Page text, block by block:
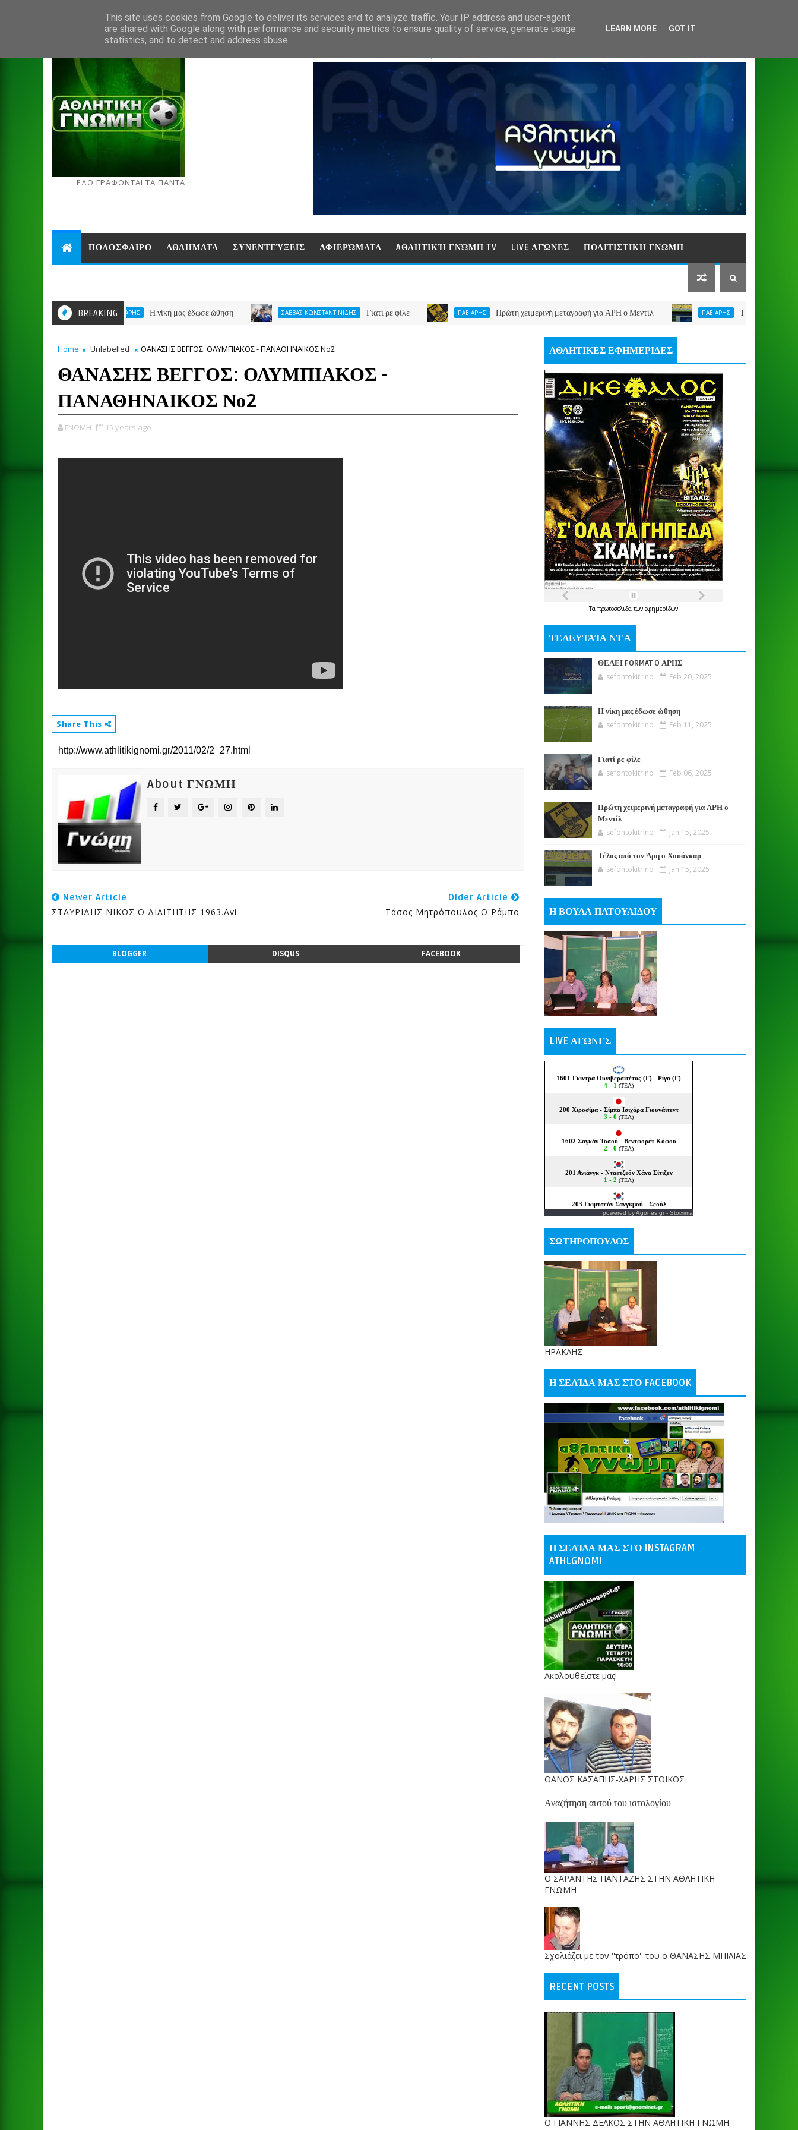
ΕΔΩ ΓΡΑΦΟΝΤΑΙ ΤΑ ΠΑΝΤΑ
ΠΟΔΟΣΦΑΙΡΟ ΑΘΛΗΜΑΤΑ ΣΥΝΕΝΤΕΎΞΕΙΣ ΑΦΙΕΡΏΜΑΤΑ AΘΛΗΤΙΚΉ ΓΝΏΜΗ TV LIVE ΑΓΏΝΕΣ ΠΟΛΙΤΙΣΤΙΚΗ ΓΝΩΜΗ
BREAKING
ΠΑΕ ΑΡΗΣ Η νίκη μας έδωσε ώθηση ΣΑΒΒΑΣ ΚΩΝΣΤΑΝΤΙΝΙΔΗΣ Γιατί ρε φίλε ΠΑΕ ΑΡΗΣ Πρώτη χειμερινή μεταγραφή για ΑΡΗ ο Μεντίλ ΠΑΕ ΑΡΗΣ Τέλος από τον Άρη ο
Home Unlabelled ΘΑΝΑΣΗΣ ΒΕΓΓΟΣ: ΟΛΥΜΠΙΑΚΟΣ - ΠΑΝΑΘΗΝΑΙΚΟΣ Νο2
ΘΑΝΑΣΗΣ ΒΕΓΓΟΣ: ΟΛΥΜΠΙΑΚΟΣ -
ΠΑΝΑΘΗΝΑΙΚΟΣ Νο2
ΓΝΩΜΗ 15 years ago
Share This
About ΓΝΩΜΗ
Newer Article
ΣΤΑΥΡΙΔΗΣ ΝΙΚΟΣ Ο ΔΙΑΙΤΗΤΗΣ 1963.avi
Older Article
Τάσος Μητρόπουλος Ο Ράμπο
BLOGGER DISQUS FACEBOOK
ΑΘΛΗΤΙΚΕΣ ΕΦΗΜΕΡΙΔΕΣ
Τα πρωτοσέλιδατων εφημερίδων
ΤΕΛΕΥΤΑΊΑ ΝΈΑ
ΘΕΛΕΙ FORMAT O ΑΡΗΣ
sefontokitrino Feb 20, 2025
Η νίκη μας έδωσε ώθηση
sefontokitrino Feb 11, 2025
Γιατί ρε φίλε
sefontokitrino Feb 06, 2025
Πρώτη χειμερινή μεταγραφή για ΑΡΗ ο
Μεντίλ
sefontokitrino Jan 15, 2025
Τέλος από τον Άρη ο Χουάνκαρ
sefontokitrino Jan 15, 2025
Η ΒΟΥΛΑ ΠΑΤΟΥΛΙΔΟΥ
LIVE ΑΓΩΝΕΣ
powered byAgones.gr - Stoixima
ΣΩΤΗΡΟΠΟΥΛΟΣ
ΗΡΑΚΛΗΣ
Η ΣΕΛΊΔΑ ΜΑΣ ΣΤΟ FACEBOOK
Η ΣΕΛΊΔΑ ΜΑΣ ΣΤΟ INSTAGRAM
ATHLGNOMI
Ακολουθείστε μας!
ΘΑΝΟΣ ΚΑΣΑΠΗΣ-ΧΑΡΗΣ ΣΤΟΙΚΟΣ
Αναζήτηση αυτού του ιστολογίου
O ΣΑΡΑΝΤΗΣ ΠΑΝΤΑΖΗΣ ΣΤΗΝ ΑΘΛΗΤΙΚΗ
ΓΝΩΜΗ
Σχολιάζει με τον ''τρόπο'' του ο ΘΑΝΑΣΗΣ ΜΠΙΛΙΑΣ
RECENT POSTS
Ο ΓΙΑΝΝΗΣ ΔΕΛΚΟΣ ΣΤΗΝ ΑΘΛΗΤΙΚΗ ΓΝΩΜΗ
This site uses cookies from Google to deliver its services and to analyze traffic. Your IP address and user-agent
are shared with Google along with performance and security metrics to ensure quality of service, generate usage
statistics, and to detect and address abuse.
LEARN MORE GOT IT